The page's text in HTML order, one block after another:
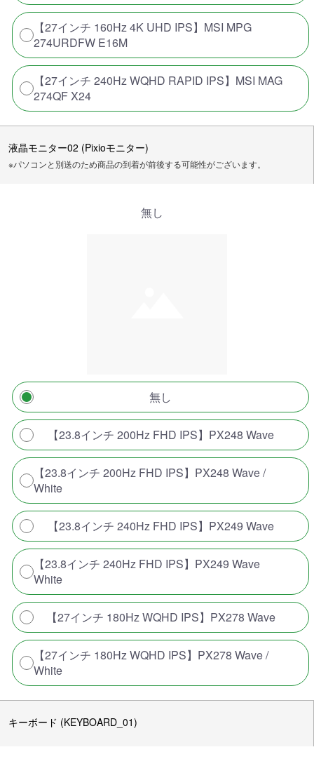
【27インチ 160Hz 4K UHD IPS】MSI MPG
274URDFW E16M
【27インチ 240Hz WQHD RAPID IPS】MSI MAG
274QF X24
液晶モニター02 (Pixioモニター)
※パソコンと別送のため商品の到着が前後する可能性がございます。
無し
無し
【23.8インチ 200Hz FHD IPS】PX248 Wave
【23.8インチ 200Hz FHD IPS】PX248 Wave /
White
【23.8インチ 240Hz FHD IPS】PX249 Wave
【23.8インチ 240Hz FHD IPS】PX249 Wave
White
【27インチ 180Hz WQHD IPS】PX278 Wave
【27インチ 180Hz WQHD IPS】PX278 Wave /
White
キーボード (KEYBOARD_01)